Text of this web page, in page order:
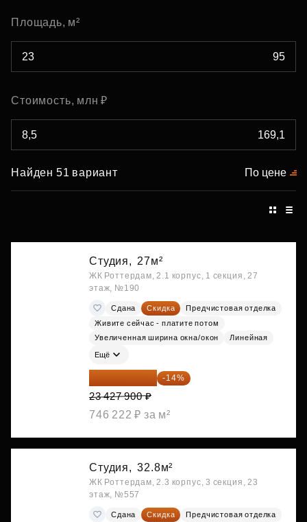
Площадь, м²
Стоимость, млн ₽
Найден 51 вариант По цене
Студия, 27м²
ЖК Роттердам, 2.1 корпус, 1 секция, 27
этаж, №190
Сдана Скидка
Предчистовая отделка
Живите сейчас - платите потом
Увеличенная ширина окна/окон
Линейная
Ещё
20 147 994 ₽ -14%
23 427 900 ₽
746 222 ₽ за м²
Студия, 32.8м²
ЖК Роттердам, 2.3 корпус, 3 секция, 23
этаж, №557
Сдана Скидка
Предчистовая отделка